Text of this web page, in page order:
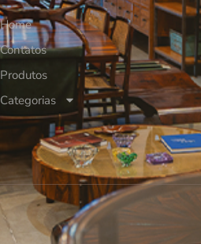
Home
Contatos
Produtos
Categorias